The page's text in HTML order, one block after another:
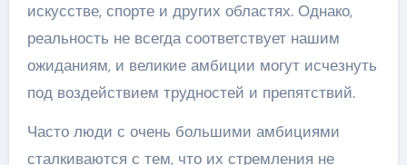
искусстве, спорте и других областях. Однако,
реальность не всегда соответствует нашим
ожиданиям, и великие амбиции могут исчезнуть
под воздействием трудностей и препятствий.
Часто люди с очень большими амбициями
сталкиваются с тем, что их стремления не